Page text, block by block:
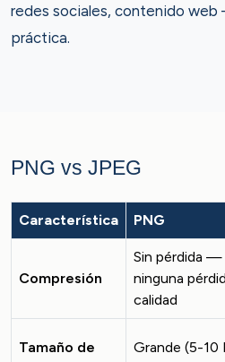
redes sociales, contenido
práctica.
PNG vs JPEG
Característica PNG
Compresión
Sin pérdida —
ninguna
calidad
Tamaño de
Grande (5-10